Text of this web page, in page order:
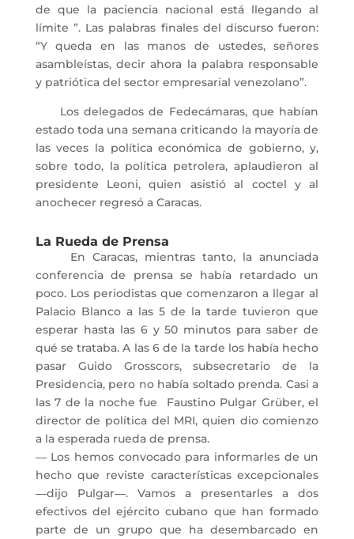
de que la paciencia nacional está llegando al
límite ”. Las palabras finales del discurso fueron:
“Y queda en las manos de ustedes, señores
asambleístas, decir ahora la palabra responsable
y patriótica del sector empresarial venezolano”.
Los delegados de Fedecámaras, que habían
estado toda una semana criticando la mayoría de
las veces la política económica de gobierno, y,
sobre todo, la política petrolera, aplaudieron al
presidente Leoni, quien asistió al coctel y al
anochecer regresó a Caracas.
La Rueda de Prensa
En Caracas, mientras tanto, la anunciada
conferencia de prensa se había retardado un
poco. Los periodistas que comenzaron a llegar al
Palacio Blanco a las 5 de la tarde tuvieron que
esperar hasta las 6 y 50 minutos para saber de
qué se trataba. A las 6 de la tarde los había hecho
pasar Guido Grosscors, subsecretario de la
Presidencia, pero no había soltado prenda. Casi a
las 7 de la noche fue Faustino Pulgar Grüber, el
director de política del MRI, quien dio comienzo
a la esperada rueda de prensa.
― Los hemos convocado para informarles de un
hecho que reviste características excepcionales
―dijo Pulgar―. Vamos a presentarles a dos
efectivos del ejército cubano que han formado
parte de un grupo que ha desembarcado en